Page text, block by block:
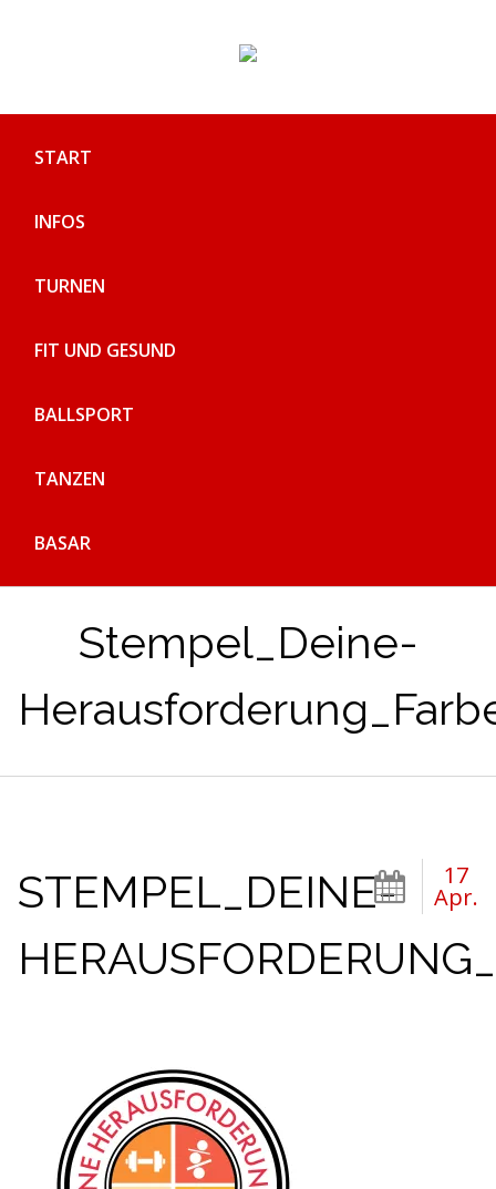
START
INFOS
TURNEN
FIT UND GESUND
BALLSPORT
TANZEN
BASAR
Stempel_Deine-
17
Apr.
STEMPEL_DEINE-